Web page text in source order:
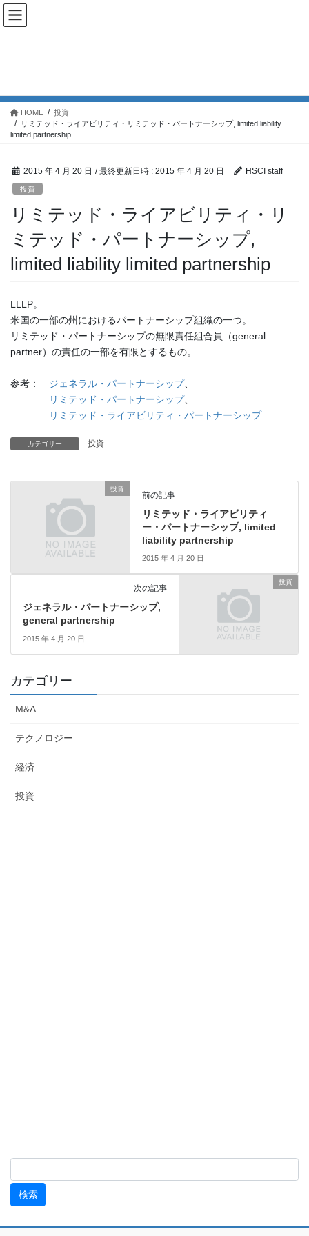
HOME
投資
リミテッド・ライアビリティ・リミテッド・パートナーシップ, limited liability
limited partnership
2015 年 4 月 20 日 / 最終更新日時 : 2015 年 4 月 20 日 HSCI staff
投資
リミテッド・ライアビリティ・リ
ミテッド・パートナーシップ,
limited liability limited partnership
LLLP。
米国の一部の州におけるパートナーシップ組織の一つ。
リミテッド・パートナーシップの無限責任組合員（general
partner）の責任の一部を有限とするもの。
参考： ジェネラル・パートナーシップ、
リミテッド・パートナーシップ、
リミテッド・ライアビリティ・パートナーシップ
カテゴリー 投資
投資
前の記事
リミテッド・ライアビリティ
ー・パートナーシップ, limited
liability partnership
2015 年 4 月 20 日
投資
次の記事
ジェネラル・パートナーシップ,
general partnership
2015 年 4 月 20 日
カテゴリー
M&A
テクノロジー
経済
投資